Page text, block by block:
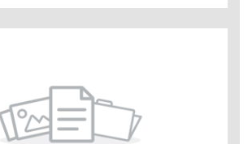
og
med Casual No